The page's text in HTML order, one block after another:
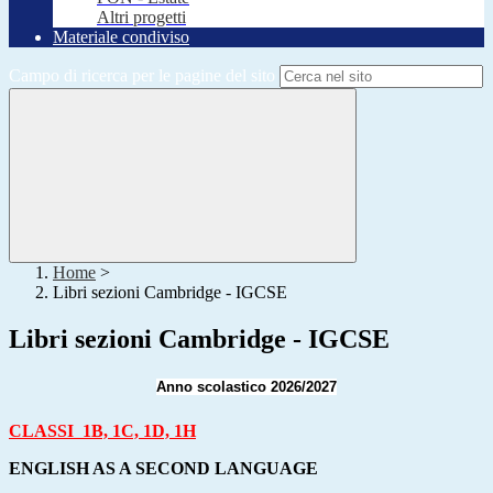
Altri progetti
Materiale condiviso
Campo di ricerca per le pagine del sito
Home >
Libri sezioni Cambridge - IGCSE
Libri sezioni Cambridge - IGCSE
Anno scolastico 2026/2027
CLASSI 1B, 1C, 1D, 1H
ENGLISH AS A SECOND LANGUAGE